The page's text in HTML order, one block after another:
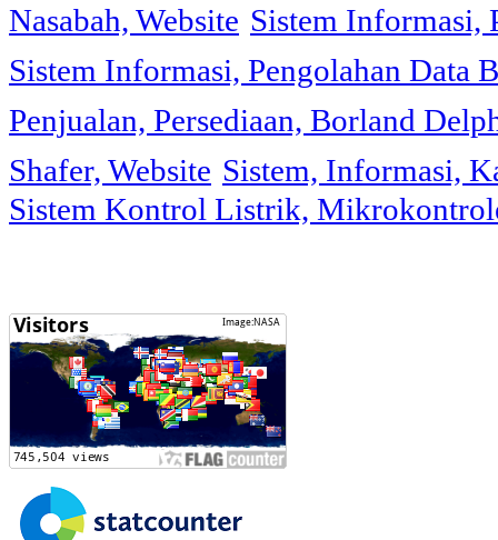
Nasabah, Website Sistem Informasi,
Sistem Informasi, Pengolahan Data
Penjualan, Persediaan, Borland
Shafer, Website Sistem, Informasi,
Sistem Kontrol Listrik,